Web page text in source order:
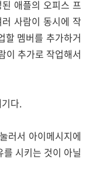
애플의 오피스 프
사람이 동시에 작
할 멤버를 추가하거
이 추가로 작업해서
다.
러서 아이메시지에
시키는 것이 아닐